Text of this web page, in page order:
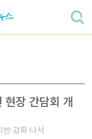
현장 간담회 개
강화 나서